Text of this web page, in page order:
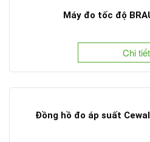
Máy đo tốc độ
Chi tiết
Đồng hồ đo áp suất